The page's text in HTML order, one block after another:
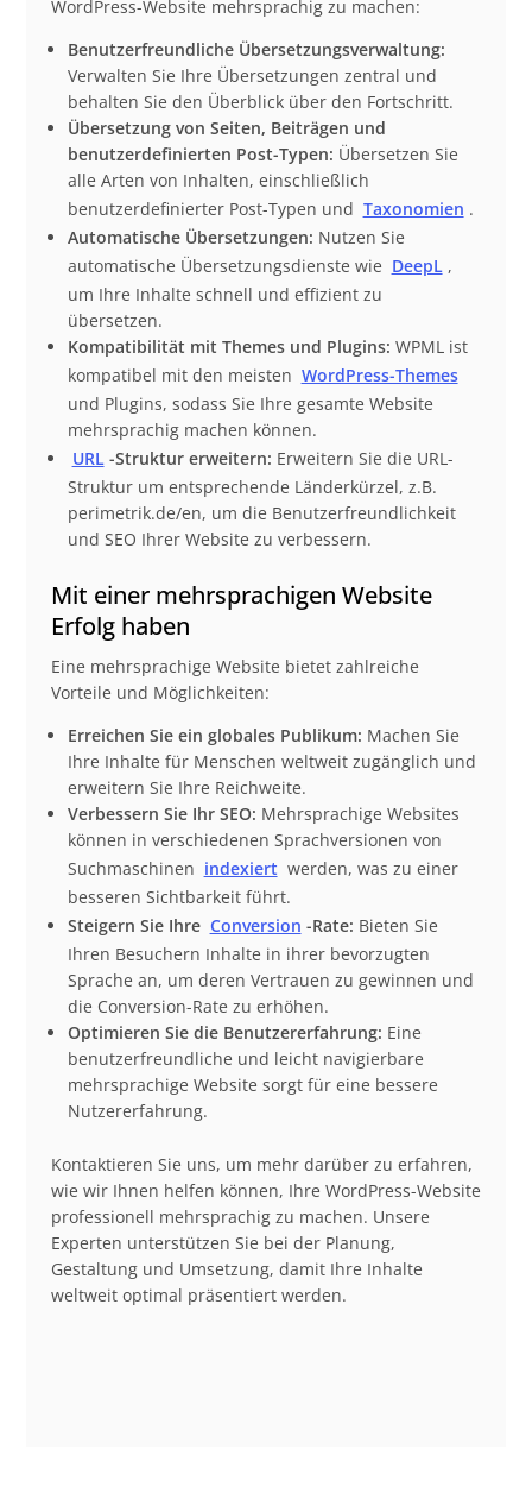
WordPress-Website mehrsprachig zu machen:
Benutzerfreundliche Übersetzungsverwaltung:
Verwalten Sie Ihre Übersetzungen zentral und
behalten Sie den Überblick über den Fortschritt.
Übersetzung von Seiten, Beiträgen und
benutzerdefinierten Post-Typen: Übersetzen Sie
alle Arten von Inhalten, einschließlich
benutzerdefinierter Post-Typen und Taxonomien .
Automatische Übersetzungen: Nutzen Sie
automatische Übersetzungsdienste wie DeepL ,
um Ihre Inhalte schnell und effizient zu
übersetzen.
Kompatibilität mit Themes und Plugins: WPML ist
kompatibel mit den meisten WordPress-Themes
und Plugins, sodass Sie Ihre gesamte Website
mehrsprachig machen können.
URL -Struktur erweitern: Erweitern Sie die URL-
Struktur um entsprechende Länderkürzel, z.B.
perimetrik.de/en, um die Benutzerfreundlichkeit
und SEO Ihrer Website zu verbessern.
Mit einer mehrsprachigen Website
Erfolg haben
Eine mehrsprachige Website bietet zahlreiche
Vorteile und Möglichkeiten:
Erreichen Sie ein globales Publikum: Machen Sie
Ihre Inhalte für Menschen weltweit zugänglich und
erweitern Sie Ihre Reichweite.
Verbessern Sie Ihr SEO: Mehrsprachige Websites
können in verschiedenen Sprachversionen von
Suchmaschinen indexiert werden, was zu einer
besseren Sichtbarkeit führt.
Steigern Sie Ihre Conversion -Rate: Bieten Sie
Ihren Besuchern Inhalte in ihrer bevorzugten
Sprache an, um deren Vertrauen zu gewinnen und
die Conversion-Rate zu erhöhen.
Optimieren Sie die Benutzererfahrung: Eine
benutzerfreundliche und leicht navigierbare
mehrsprachige Website sorgt für eine bessere
Nutzererfahrung.
Kontaktieren Sie uns, um mehr darüber zu erfahren,
wie wir Ihnen helfen können, Ihre WordPress-Website
professionell mehrsprachig zu machen. Unsere
Experten unterstützen Sie bei der Planung,
Gestaltung und Umsetzung, damit Ihre Inhalte
weltweit optimal präsentiert werden.